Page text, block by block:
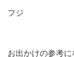
フジ
お出かけの参考に